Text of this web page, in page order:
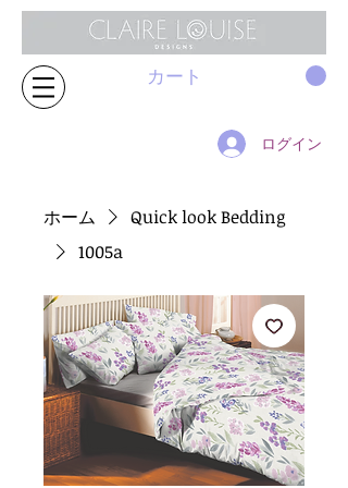
カート
ログイン
ホーム
Quick look Bedding
1005a